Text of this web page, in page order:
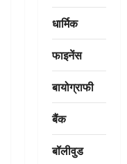
धार्मिक
फाइनेंस
बायोग्राफी
बैंक
बॉलीवुड